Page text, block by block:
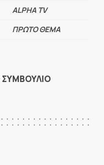
ALPHA TV
ΠΡΩΤΟ ΘΕΜΑ
ΣΥΜΒΟΥΛΙΟ